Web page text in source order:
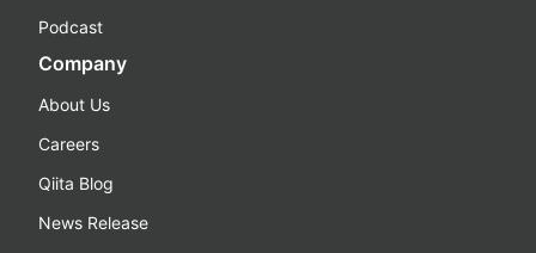
Podcast
Company
About Us
Careers
Qiita Blog
News Release